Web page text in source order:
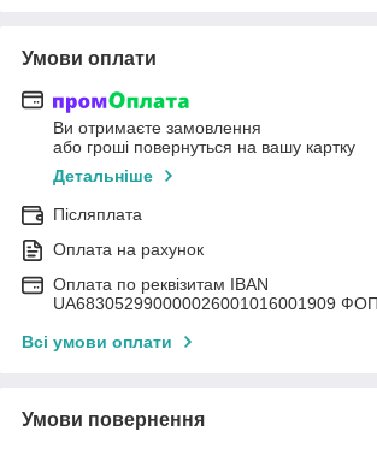
Умови оплати
Ви отримаєте замовлення
або гроші повернуться на вашу картку
Детальніше
Післяплата
Оплата на рахунок
Оплата по реквізитам IBAN
UА683052990000026001016001909 ФОП
Всі умови оплати
Умови повернення